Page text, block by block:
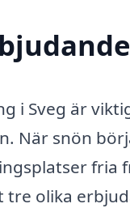
i Sveg är
När snön
fria
olika